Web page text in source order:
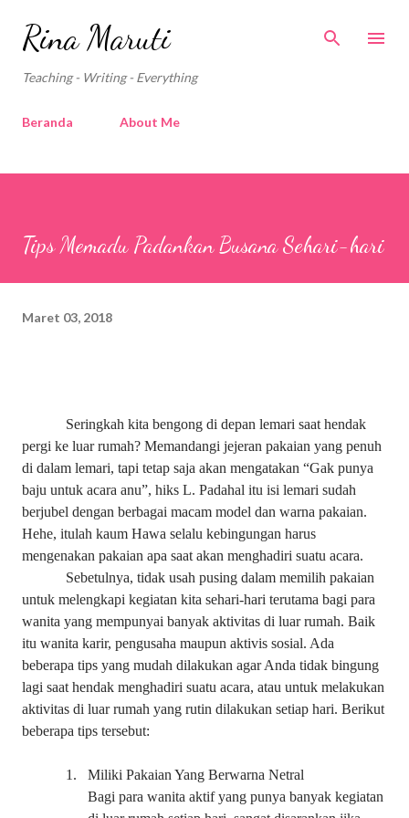
Rina Maruti
Teaching - Writing - Everything
Beranda About Me
Tips Memadu Padankan Busana Sehari-hari
Maret 03, 2018
Seringkah kita bengong di depan lemari saat hendak
pergi ke luar rumah? Memandangi jejeran pakaian yang penuh
di dalam lemari, tapi tetap saja akan mengatakan “Gak punya
baju untuk acara anu”, hiks L. Padahal itu isi lemari sudah
berjubel dengan berbagai macam model dan warna pakaian.
Hehe, itulah kaum Hawa selalu kebingungan harus
mengenakan pakaian apa saat akan menghadiri suatu acara.
Sebetulnya, tidak usah pusing dalam memilih pakaian
untuk melengkapi kegiatan kita sehari-hari terutama bagi para
wanita yang mempunyai banyak aktivitas di luar rumah. Baik
itu wanita karir, pengusaha maupun aktivis sosial. Ada
beberapa tips yang mudah dilakukan agar Anda tidak bingung
lagi saat hendak menghadiri suatu acara, atau untuk melakukan
aktivitas di luar rumah yang rutin dilakukan setiap hari. Berikut
beberapa tips tersebut:
1.
Miliki Pakaian Yang Berwarna Netral
Bagi para wanita aktif yang punya banyak kegiatan